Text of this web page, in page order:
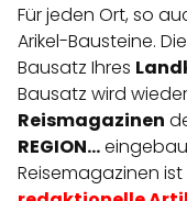
Für jeden Ort, so
Arikel-Bausteine.
Bausatz Ihres
Bausatz wird
Reismagazinen
REGION...
Reisemagazinen